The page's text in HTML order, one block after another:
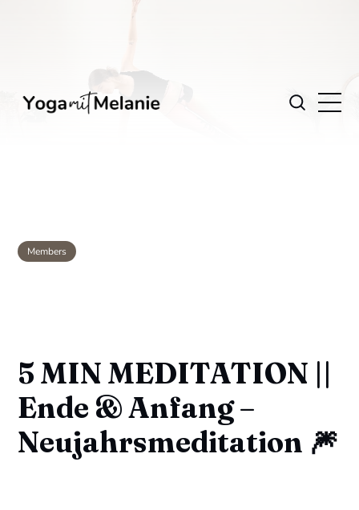
Members
5 MIN MEDITATION ||
Ende & Anfang –
Neujahrsmeditation 🎆